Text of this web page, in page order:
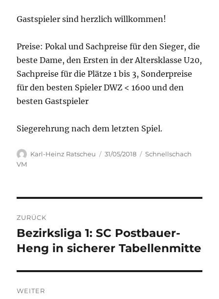
Gastspieler sind herzlich willkommen!
Preise: Pokal und Sachpreise für den Sieger, die
beste Dame, den Ersten in der Altersklasse U20,
Sachpreise für die Plätze 1 bis 3, Sonderpreise
für den besten Spieler DWZ < 1600 und den
besten Gastspieler
Siegerehrung nach dem letzten Spiel.
Autor
Karl-Heinz Ratscheu
Veröffentlicht
31/05/2018 Kategorien
Schnellschach
VM
ZURÜCK
Vorheriger
Beitrag:
Bezirksliga 1: SC Postbauer-
Heng in sicherer Tabellenmitte
WEITER